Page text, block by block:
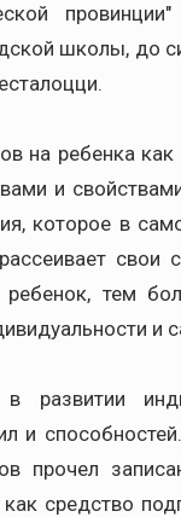
школы, до
на ребенка
и
которое в
ребенок, тем
и
развитии
и
прочел
средство